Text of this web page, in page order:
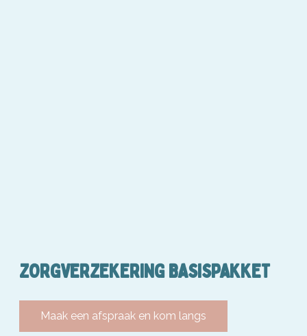
ZORGVERZEKERING BASISPAKKET
Maak een afspraak en kom langs